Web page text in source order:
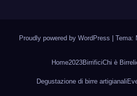
Proudly powered by WordPress Tema:
Home2023BirrificiChi è
Degustazione di birre artigianali